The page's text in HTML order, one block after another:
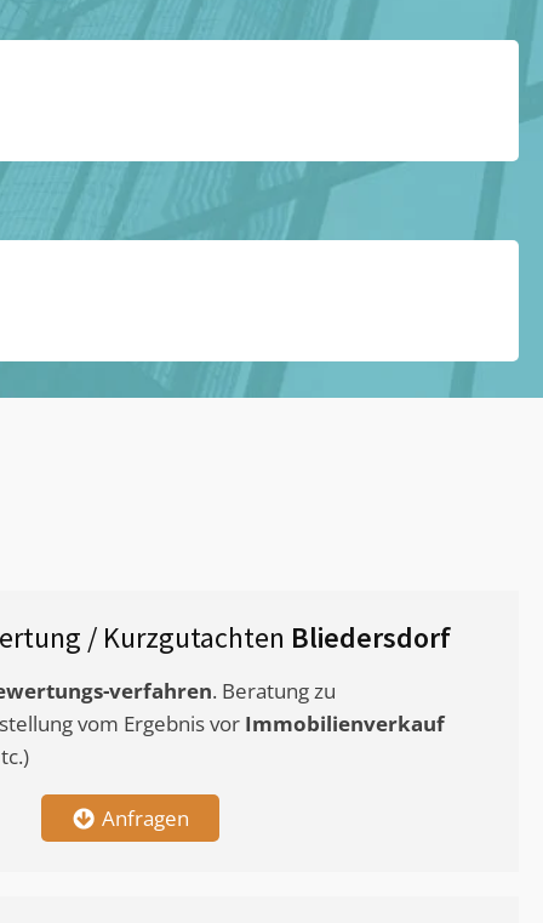
/ Kurzgutachten Bliedersdorf
verfahren. Beratung zu
vom Ergebnis vor Immobilienverkauf
Anfragen